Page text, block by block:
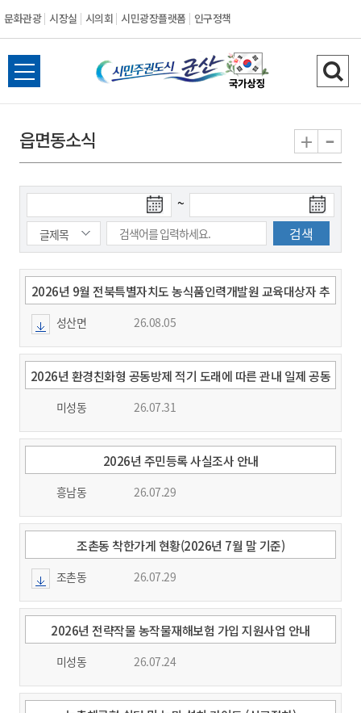
문화관광 시장실 시의회 시민광장플랫폼 인구정책
시
민
권
도
시
군
산
전
체
뉴
열
검
색
기
읍면동소식 + -
색
시
일
~
색
종
일
2026년 9월 전북특별자치도 농식품인력개발원 교육대상자 추
천 요청
성산면 26.08.05
2026년 환경친화형 공동방제 적기 도래에 따른 관내 일제 공동
방제 실시 알림
미성동 26.07.31
2026년 주민등록 사실조사 안내
흥남동 26.07.29
조촌동 착한가게 현황(2026년 7월 말 기준)
조촌동 26.07.29
2026년 전략작물 농작물재해보험 가입 지원사업 안내
미성동 26.07.24